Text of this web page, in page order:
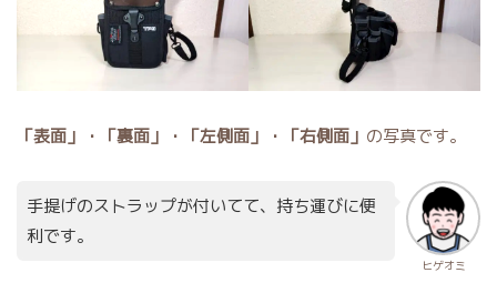
「表面」・「裏面」・「左側面」・「右側面」 の写真です。
ヒゲオミ
手提げのストラップが付いてて、持ち運びに便
利です。